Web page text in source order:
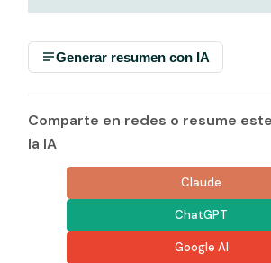
Generar resumen con IA
Comparte en redes o resume
la IA
Claude
ChatGPT
Google AI